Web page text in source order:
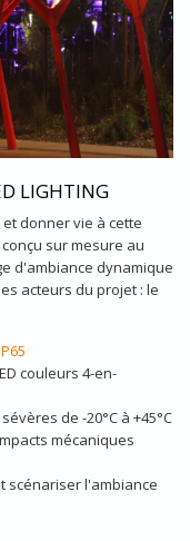
LIGHTING
donner vie à cette
sur mesure au
d'ambiance dynamique
acteurs du projet : le
couleurs 4-en-
de -20°C à +45°C
mécaniques
scénariser l'ambiance